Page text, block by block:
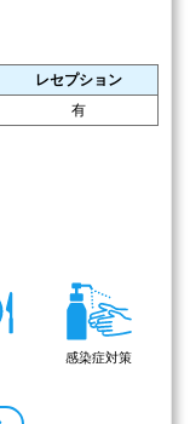
レセプション
有
感染症対策